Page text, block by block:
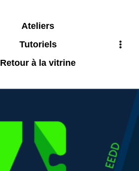
Ateliers
Tutoriels
Retour à la vitrine